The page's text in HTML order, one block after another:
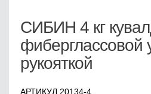
СИБИН 4 кг
фиберглассовой
рукояткой
АРТИКУЛ 20134-4